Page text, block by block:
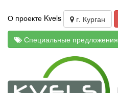
О проекте Kvels г. Курган
Специальные предложения